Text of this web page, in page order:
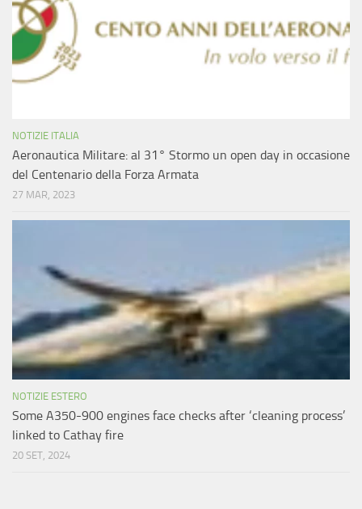
NOTIZIE ITALIA
Aeronautica Militare: al 31° Stormo un open day in occasione
del Centenario della Forza Armata
27 MAR, 2023
NOTIZIE ESTERO
Some A350-900 engines face checks after ‘cleaning process’
linked to Cathay fire
20 SET, 2024